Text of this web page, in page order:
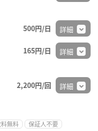
500円/日 詳細
165円/日 詳細
2,200円/回 詳細
無料
保証人不要